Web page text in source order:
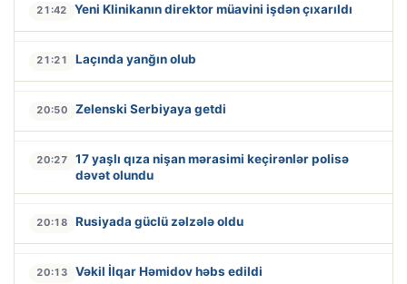
21:42 Yeni Klinikanın direktor müavini işdən çıxarıldı
21:21 Laçında yanğın olub
20:50 Zelenski Serbiyaya getdi
20:27
17 yaşlı qıza nişan mərasimi keçirənlər polisə
dəvət olundu
20:18 Rusiyada güclü zəlzələ oldu
20:13 Vəkil İlqar Həmidov həbs edildi